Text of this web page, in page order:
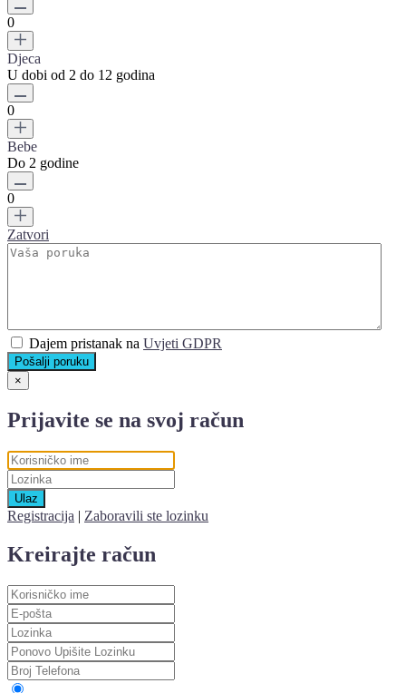
0
Djeca
U dobi od 2 do 12 godina
0
Bebe
Do 2 godine
0
Zatvori
Dajem pristanak na Uvjeti GDPR
Pošalji poruku
×
Prijavite se na svoj račun
Ulaz
Registracija | Zaboravili ste lozinku
Kreirajte račun